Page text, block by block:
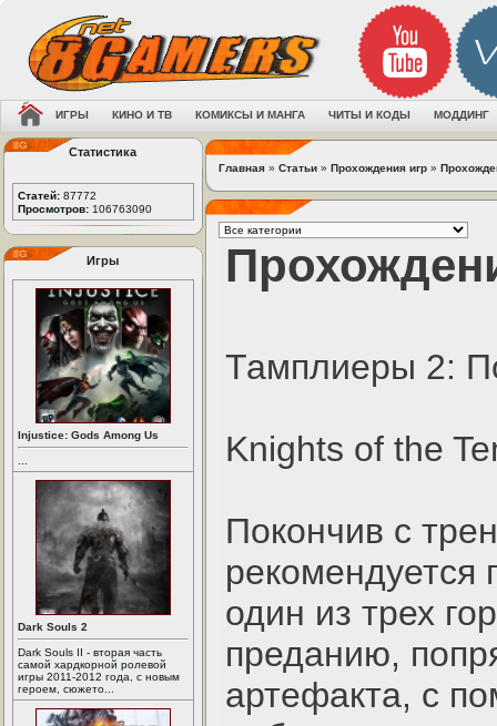
ИГРЫ КИНО И ТВ КОМИКСЫ И МАНГА ЧИТЫ И КОДЫ МОДДИНГ
Статистика
Статей: 87772
Просмотров: 106763090
Игры
Injustice: Gods Among Us
Dark Souls 2
Dark Souls II - вторая часть
самой хардкорной ролевой
игры 2011-2012 года, с новым
героем, сюжето...
Главная » Статьи » Прохождения игр »
Тамплиеры 2:
Knights of the
Покончив с
один из трех
преданию,
артефакта, с